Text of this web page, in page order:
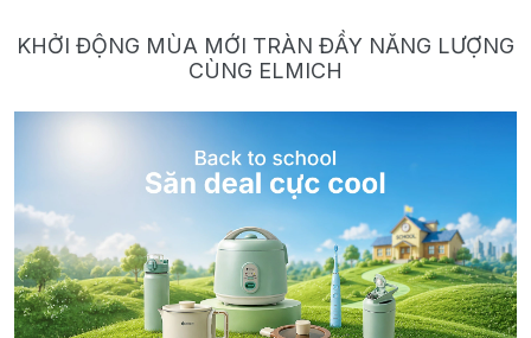
KHỞI ĐỘNG MÙA MỚI TRÀN ĐẦY NĂNG LƯỢNG
CÙNG ELMICH